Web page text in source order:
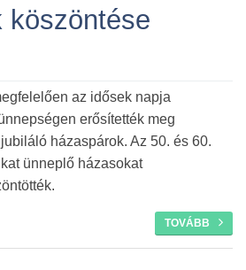
köszöntése
az idősek napja
erősítették meg
házaspárok. Az 50. és 60.
ünneplő házasokat
TOVÁBB